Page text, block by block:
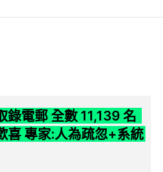
錄電郵 全數 11,139 名
喜 專家:人為疏忽+系統